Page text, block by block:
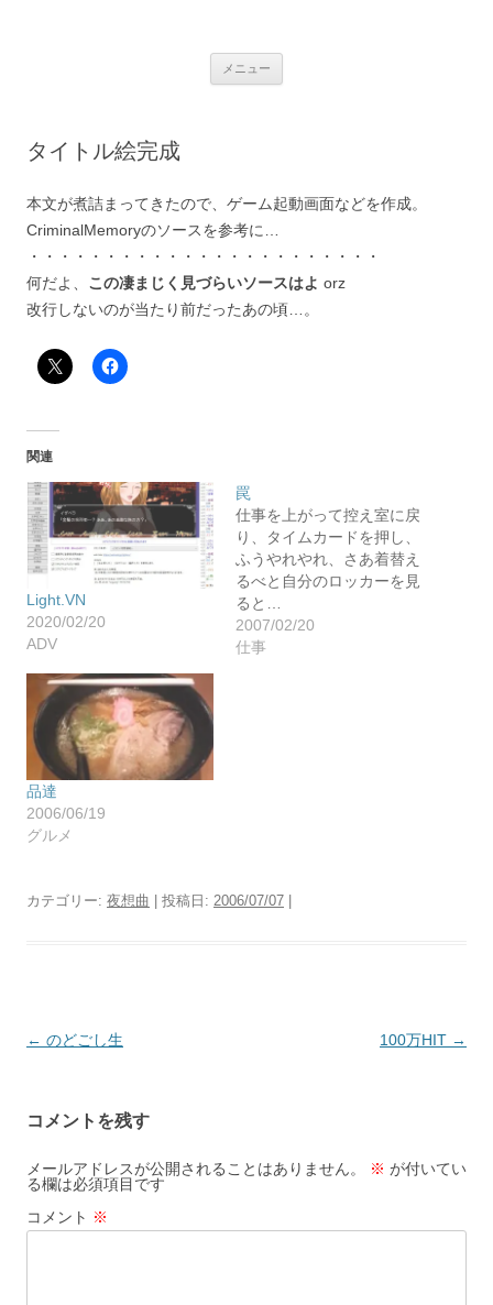
メニュー
プ
タイトル絵完成
本文が煮詰まってきたので、ゲーム起動画面などを作成。
CriminalMemoryのソースを参考に…
・・・・・・・・・・・・・・・・・・・・・・・
何だよ、 この凄まじく見づらいソースはよ orz
改行しないのが当たり前だったあの頃…。
関連
Light.VN
2020/02/20
ADV
罠
仕事を上がって控え室に戻
り、タイムカードを押し、
ふうやれやれ、さあ着替え
るべと自分のロッカーを見
ると…
2007/02/20
仕事
品達
2006/06/19
グルメ
カテゴリー: 夜想曲 | 投稿日: 2006/07/07
投
ビ
ゲ
ー
シ
← のどごし生 100万HIT →
コメントを残す
メールアドレスが公開されることはありません。 ※ が付いてい
る欄は必須項目です
コメント ※